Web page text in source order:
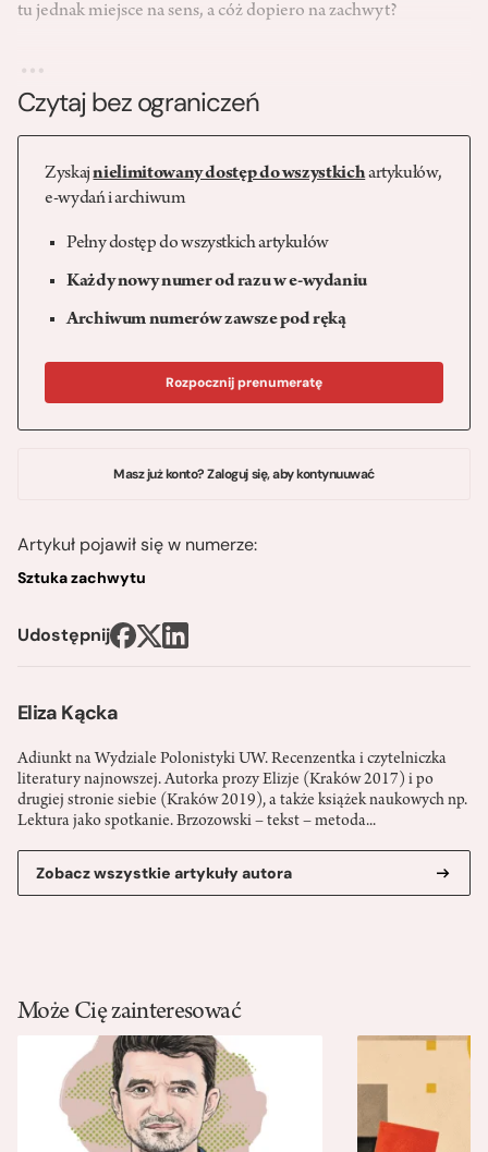
Eliza Kącka
Adiunkt na Wydziale Polonistyki UW. Recenzentka i czytelniczka
literatury najnowszej. Autorka prozy Elizje (Kraków 2017) i po
drugiej stronie siebie (Kraków 2019), a także książek naukowych np.
Lektura jako spotkanie. Brzozowski – tekst – metoda...
Zobacz wszystkie artykuły autora
tu jednak miejsce na sens, a cóż dopiero na zachwyt?
…
Czytaj bez ograniczeń
Zyskajnielimitowany dostęp do wszystkichartykułów,
e-wydań i archiwum
Pełny dostęp do wszystkich artykułów
Każdy nowy numer od razu w e-wydaniu
Archiwum numerów zawsze pod ręką
Rozpocznij prenumeratę
Masz już konto? Zaloguj się, aby kontynuuwać
Artykuł pojawił się w numerze:
Sztuka zachwytu
Udostępnij
Może Cię zainteresować